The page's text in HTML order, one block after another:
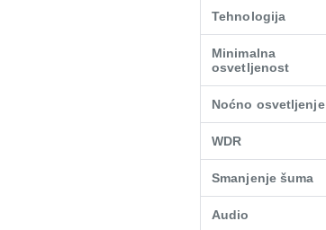
Tehnologija
Minimalna
osvetljenost
Noćno osvetljenje
WDR
Smanjenje šuma
Audio